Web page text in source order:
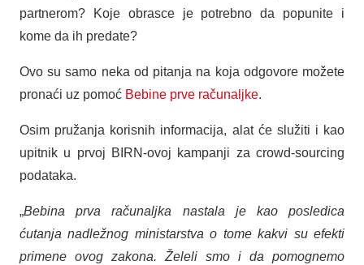
partnerom? Koje obrasce je potrebno da popunite i
kome da ih predate?
Ovo su samo neka od pitanja na koja odgovore možete
pronaći uz pomoć Bebine prve računaljke.
Osim pružanja korisnih informacija, alat će služiti i kao
upitnik u prvoj BIRN-ovoj kampanji za crowd-sourcing
podataka.
„Bebina prva računaljka nastala je kao posledica
ćutanja nadležnog ministarstva o tome kakvi su efekti
primene ovog zakona. Želeli smo i da pomognemo